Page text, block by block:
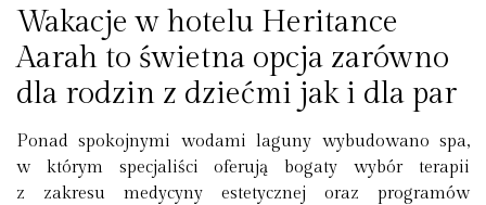
Wakacje w hotelu Heritance
Aarah to świetna opcja zarówno
dla rodzin z dziećmi jak i dla par
Ponad spokojnymi wodami laguny wybudowano spa,
w którym specjaliści oferują bogaty wybór terapii
z zakresu medycyny estetycznej oraz programów